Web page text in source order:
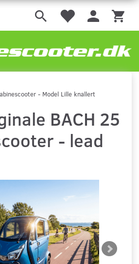
- Model Lille knallert
BACH 25
- lead